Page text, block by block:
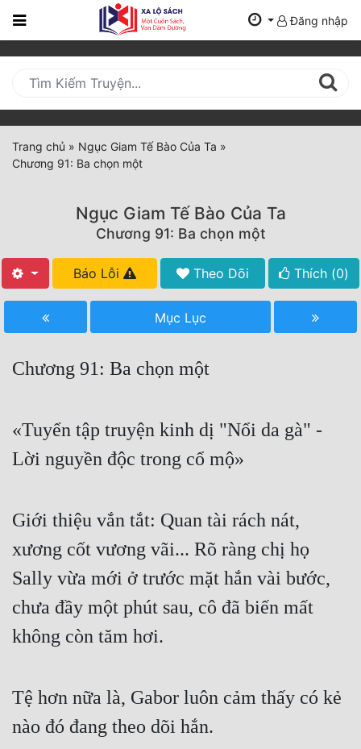
Trang
Mới
Cập
Nhật
(current)
Tất Cả
Hoàn Thành
Truyện Convert
Truyện Nhập Môn
Truyện ngắn
Xa Lộ Dịch
Cung Đấu
Cổ Tiên Hiệp
Cổ Đại
Đăng nhập
Trang chủ » Ngục Giam Tế Bào Của Ta »
Chương 91: Ba chọn một
Ngục Giam Tế Bào Của Ta
Chương 91: Ba chọn một
Báo Lỗi Theo Dõi Thích (0)
Mục Lục
Chương 91: Ba chọn một
«Tuyển tập truyện kinh dị "Nổi da gà" -
Lời nguyền độc trong cổ mộ»
Giới thiệu vắn tắt: Quan tài rách nát,
xương cốt vương vãi... Rõ ràng chị họ
Sally vừa mới ở trước mặt hắn vài bước,
chưa đầy một phút sau, cô đã biến mất
không còn tăm hơi.
Tệ hơn nữa là, Gabor luôn cảm thấy có kẻ
nào đó đang theo dõi hắn.